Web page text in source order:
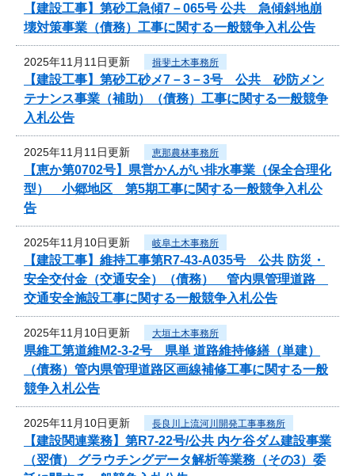
【建設工事】第砂工急傾7－065号 公共 急傾斜地崩
壊対策事業（債務）工事に関する一般競争入札公告
2025年11月11日更新 揖斐土木事務所
【建設工事】第砂工砂メ7－3－3号 公共 砂防メン
テナンス事業（補助）（債務）工事に関する一般競争
入札公告
2025年11月11日更新 恵那農林事務所
【恵か第0702号】県営かんがい排水事業（保全合理化
型） 小郷地区 第5期工事に関する一般競争入札公
告
2025年11月10日更新 岐阜土木事務所
【建設工事】維持工事第R7-43-A035号 公共 防災・
安全交付金（交通安全）（債務） 管内県管理道路
交通安全施設工事に関する一般競争入札公告
2025年11月10日更新 大垣土木事務所
県維工第道維M2-3-2号 県単 道路維持修繕（単建）
（債務）管内県管理道路区画線補修工事に関する一般
競争入札公告
2025年11月10日更新 長良川上流河川開発工事事務所
【建設関連業務】第R7-22号/公共 内ケ谷ダム建設事業
（翌債） グラウチングデータ解析等業務（その3）委